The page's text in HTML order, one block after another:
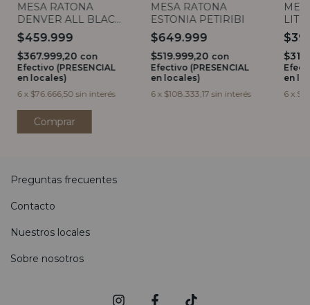
MESA RATONA
DENVER ALL BLACK
GRANDE
$459.999
$367.999,20 con
Efectivo (PRESENCIAL
en locales)
6 x $76.666,50 sin interés
MESA RATONA
ESTONIA PETIRIBI
$649.999
$519.999,20 con
Efectivo (PRESENCIAL
en locales)
6 x $108.333,17 sin interés
en
6 x
Preguntas frecuentes
Contacto
Nuestros locales
Sobre nosotros